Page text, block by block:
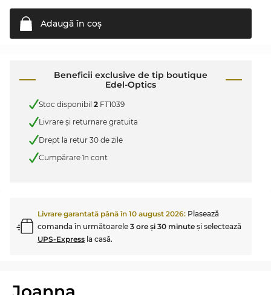
Adaugă în coş
Beneficii exclusive de tip boutique
Edel-Optics
Stoc disponibil 2 FT1039
Livrare şi returnare gratuita
Drept la retur 30 de zile
Cumpărare în cont
Livrare garantată până în 10 august 2026: Plasează
comanda în următoarele 3 ore şi 30 minute şi selectează
UPS-Express la casă.